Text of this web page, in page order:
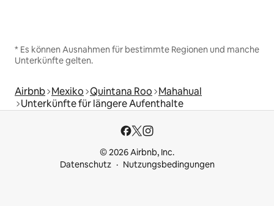
* Es können Ausnahmen für bestimmte Regionen und manche
Unterkünfte gelten.
Airbnb Mexiko Quintana Roo Mahahual
Unterkünfte für längere Aufenthalte
© 2026 Airbnb, Inc.
Datenschutz
Nutzungsbedingungen